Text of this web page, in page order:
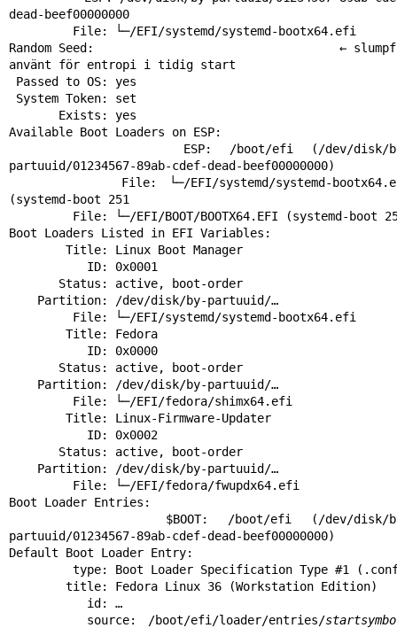
dead-beef00000000
Random Seed:                                 ←
använt för entropi i tidig start
Available Boot Loaders on ESP:
partuuid/01234567-89ab-cdef-dead-beef00000000)
(systemd-boot 251
Boot Loaders Listed in EFI Variables:
Boot Loader Entries:
partuuid/01234567-89ab-cdef-dead-beef00000000)
Default Boot Loader Entry:
       source: /boot/efi/loader/entries/